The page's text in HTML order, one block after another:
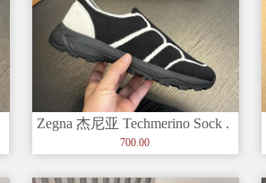
Zegna 杰尼亚 Techmerino Sock .
700.00